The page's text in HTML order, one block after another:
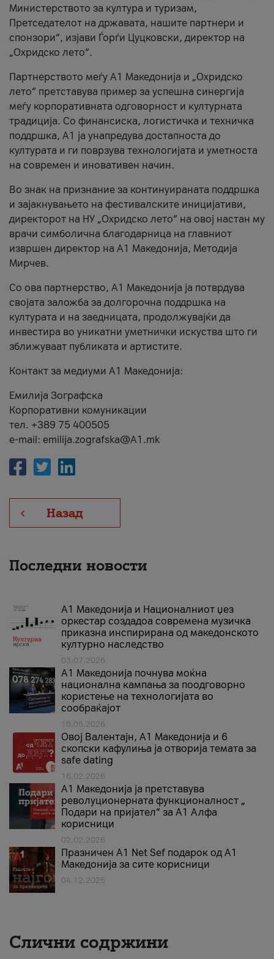
Министерството за култура и туризам,
Претседателот на државата, нашите партнери и
спонзори“, изјави Ѓорѓи Цуцковски, директор на
„Охридско лето“.
Партнерството меѓу A1 Македонија и „Охридско
лето“ претставува пример за успешна синергија
меѓу корпоративната одговорност и културната
традиција. Со финансиска, логистичка и техничка
поддршка, A1 ја унапредува достапноста до
културата и ги поврзува технологијата и уметноста
на современ и иновативен начин.
Во знак на признание за континуираната поддршка
и зајакнувањето на фестивалските иницијативи,
директорот на НУ „Охридско лето“ на овој настан му
врачи симболична благодарница на главниот
извршен директор на A1 Македонија, Методија
Мирчев.
Со ова партнерство, A1 Македонија ја потврдува
својата заложба за долгорочна поддршка на
културата и на заедницата, продолжувајќи да
инвестира во уникатни уметнички искуства што ги
зближуваат публиката и артистите.
Контакт за медиуми А1 Македонија:
Емилија Зографска
Корпоративни комуникации
тел. +389 75 400505
e-mail: emilija.zografska@A1.mk
Назад
Последни новости
А1 Македонија и Националниот џез
оркестар создадоа современа музичка
приказна инспирирана од македонското
културно наследство
03.07.2026
A1 Македонија почнува моќна
национална кампања за поодговорно
користење на технологијата во
сообраќајот
18.05.2026
Овој Валентајн, A1 Македонија и 6
скопски кафулиња ја отворија темата за
safe dating
16.02.2026
А1 Македонија ја претставува
револуционерната функционалност „
Подари на пријател“ за А1 Алфа
корисници
02.02.2026
Празничен A1 Net Sеf подарок од А1
Македонија за сите корисници
04.12.2025
Слични содржини